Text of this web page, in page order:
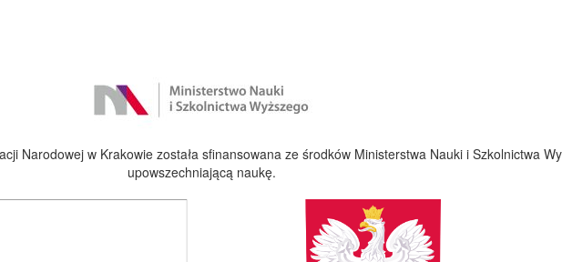
Narodowej w Krakowie została sfinansowana ze środków Ministerstwa Nauki i Szkolnictwa
upowszechniającą naukę.